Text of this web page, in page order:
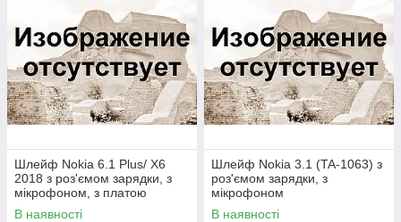
Шлейф Nokia 6.1 Plus/ X6
2018 з роз'ємом зарядки, з
мікрофоном, з платою
зарядки
В наявності
Шлейф Nokia 3.1 (TA-1063) з
роз'ємом зарядки, з
мікрофоном
В наявності